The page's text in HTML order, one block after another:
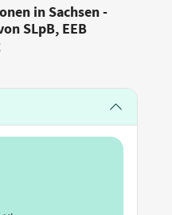
in Sachsen -
SLpB, EEB